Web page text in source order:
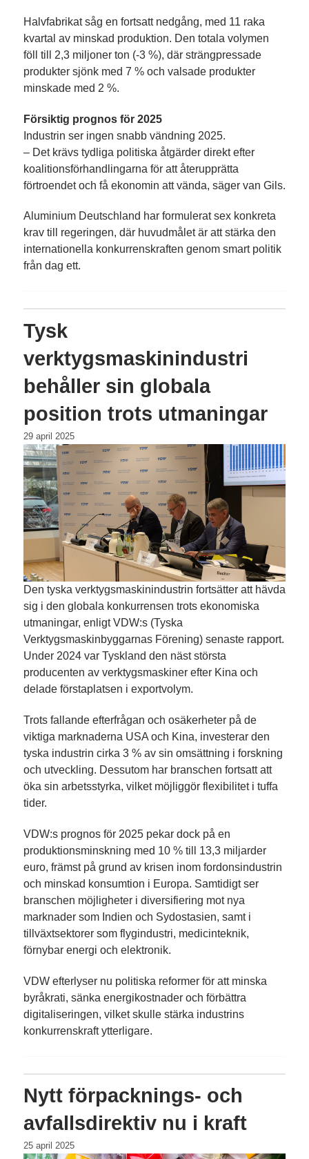
Halvfabrikat såg en fortsatt nedgång, med 11 raka
kvartal av minskad produktion. Den totala volymen
föll till 2,3 miljoner ton (-3 %), där strängpressade
produkter sjönk med 7 % och valsade produkter
minskade med 2 %.
Försiktig prognos för 2025
Industrin ser ingen snabb vändning 2025.
– Det krävs tydliga politiska åtgärder direkt efter
koalitionsförhandlingarna för att återupprätta
förtroendet och få ekonomin att vända, säger van Gils.
Aluminium Deutschland har formulerat sex konkreta
krav till regeringen, där huvudmålet är att stärka den
internationella konkurrenskraften genom smart politik
från dag ett.
Tysk
verktygsmaskinindustri
behåller sin globala
position trots utmaningar
29 april 2025
Den tyska verktygsmaskinindustrin fortsätter att hävda
sig i den globala konkurrensen trots ekonomiska
utmaningar, enligt VDW:s (Tyska
Verktygsmaskinbyggarnas Förening) senaste rapport.
Under 2024 var Tyskland den näst största
producenten av verktygsmaskiner efter Kina och
delade förstaplatsen i exportvolym.
Trots fallande efterfrågan och osäkerheter på de
viktiga marknaderna USA och Kina, investerar den
tyska industrin cirka 3 % av sin omsättning i forskning
och utveckling. Dessutom har branschen fortsatt att
öka sin arbetsstyrka, vilket möjliggör flexibilitet i tuffa
tider.
VDW:s prognos för 2025 pekar dock på en
produktionsminskning med 10 % till 13,3 miljarder
euro, främst på grund av krisen inom fordonsindustrin
och minskad konsumtion i Europa. Samtidigt ser
branschen möjligheter i diversifiering mot nya
marknader som Indien och Sydostasien, samt i
tillväxtsektorer som flygindustri, medicinteknik,
förnybar energi och elektronik.
VDW efterlyser nu politiska reformer för att minska
byråkrati, sänka energikostnader och förbättra
digitaliseringen, vilket skulle stärka industrins
konkurrenskraft ytterligare.
Nytt förpacknings- och
avfallsdirektiv nu i kraft
25 april 2025